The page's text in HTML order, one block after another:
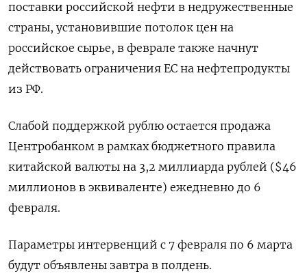
поставки российской нефти в недружественные
страны, установившие потолок цен на
российское сырье, в феврале также начнут
действовать ограничения ЕС на нефтепродукты
из РФ.
Слабой поддержкой рублю остается продажа
Центробанком в рамках бюджетного правила
китайской валюты на 3,2 миллиарда рублей ($46
миллионов в эквиваленте) ежедневно до 6
февраля.
Параметры интервенций с 7 февраля по 6 марта
будут объявлены завтра в полдень.